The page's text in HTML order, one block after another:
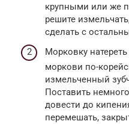
крупными или же
решите
сделать с
Морковку
моркови по-
измельченный
Поставить
довести до
перемешать,